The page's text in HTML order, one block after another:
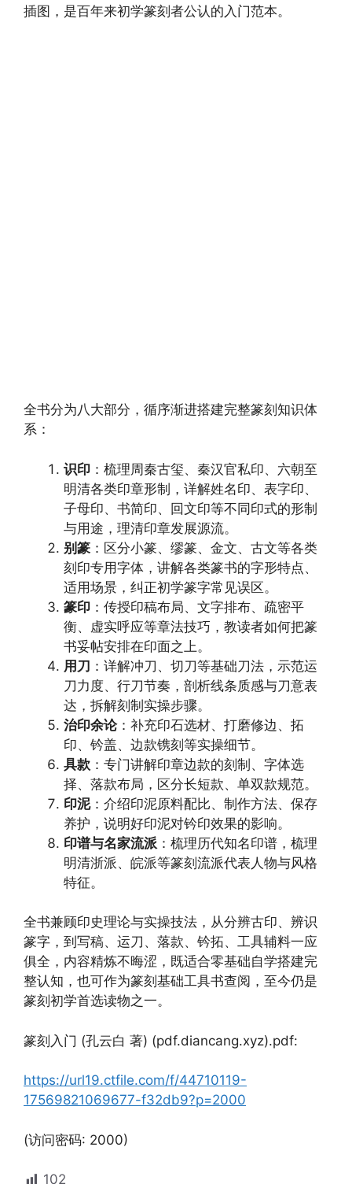
插图，是百年来初学篆刻者公认的入门范本。
全书分为八大部分，循序渐进搭建完整篆刻知识体
系：
识印 ：梳理周秦古玺、秦汉官私印、六朝至
明清各类印章形制，详解姓名印、表字印、
子母印、书简印、回文印等不同印式的形制
与用途，理清印章发展源流。
别篆 ：区分小篆、缪篆、金文、古文等各类
刻印专用字体，讲解各类篆书的字形特点、
适用场景，纠正初学篆字常见误区。
篆印 ：传授印稿布局、文字排布、疏密平
衡、虚实呼应等章法技巧，教读者如何把篆
书妥帖安排在印面之上。
用刀 ：详解冲刀、切刀等基础刀法，示范运
刀力度、行刀节奏，剖析线条质感与刀意表
达，拆解刻制实操步骤。
治印余论：补充印石选材、打磨修边、拓
印、钤盖、边款镌刻等实操细节。
具款 ：专门讲解印章边款的刻制、字体选
择、落款布局，区分长短款、单双款规范。
印泥：介绍印泥原料配比、制作方法、保存
养护，说明好印泥对钤印效果的影响。
印谱与名家流派 ：梳理历代知名印谱，梳理
明清浙派、皖派等篆刻流派代表人物与风格
特征。
全书兼顾印史理论与实操技法，从分辨古印、辨识
篆字，到写稿、运刀、落款、钤拓、工具辅料一应
俱全，内容精炼不晦涩，既适合零基础自学搭建完
整认知，也可作为篆刻基础工具书查阅，至今仍是
篆刻初学首选读物之一。
篆刻入门 (孔云白 著) (pdf.diancang.xyz).pdf:
https://url19.ctfile.com/f/44710119-
17569821069677-f32db9?p=2000
(访问密码: 2000)
102